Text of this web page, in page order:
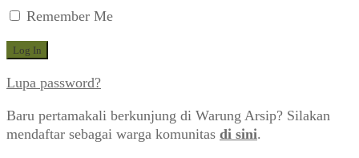
Remember Me
Lupa password?
Baru pertamakali berkunjung di Warung Arsip? Silakan
mendaftar sebagai warga komunitas di sini.